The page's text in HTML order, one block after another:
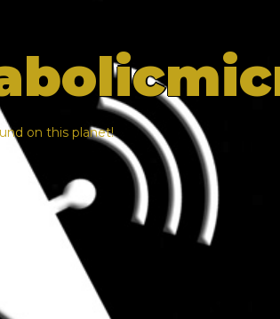
on this planet!